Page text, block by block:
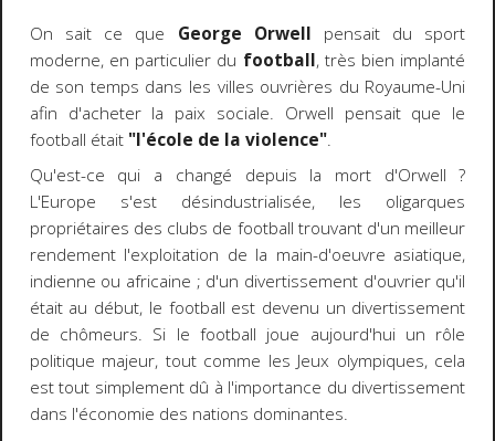
On sait ce que George Orwell pensait du sport
moderne, en particulier du football, très bien implanté
de son temps dans les villes ouvrières du Royaume-Uni
afin d'acheter la paix sociale. Orwell pensait que le
football était "l'école de la violence".
Qu'est-ce qui a changé depuis la mort d'Orwell ?
L'Europe s'est désindustrialisée, les oligarques
propriétaires des clubs de football trouvant d'un meilleur
rendement l'exploitation de la main-d'oeuvre asiatique,
indienne ou africaine ; d'un divertissement d'ouvrier qu'il
était au début, le football est devenu un divertissement
de chômeurs. Si le football joue aujourd'hui un rôle
politique majeur, tout comme les Jeux olympiques, cela
est tout simplement dû à l'importance du divertissement
dans l'économie des nations dominantes.